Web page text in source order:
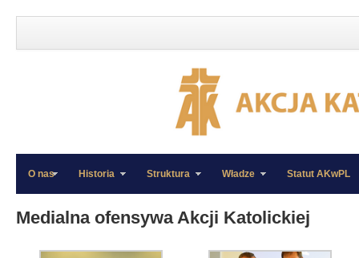
»
»
O nas Historia Struktura Władze Statut AKwPL
Medialna ofensywa Akcji Katolickiej